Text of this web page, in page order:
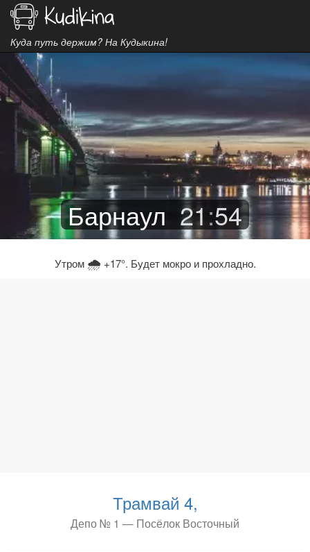
Куда путь держим? На Кудыкина!
Барнаул 21:54
Утром 🌧 +17°. Будет мокро и прохладно.
Трамвай 4,
Депо № 1 — Посёлок Восточный